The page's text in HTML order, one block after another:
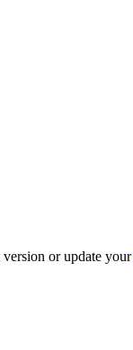
or update your